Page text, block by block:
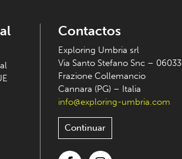
Contactos
Exploring Umbria srl
Via Santo Stefano Snc – 06033
Frazione Collemancio
Cannara (PG) – Italia
info@exploring-umbria.com
Continuar